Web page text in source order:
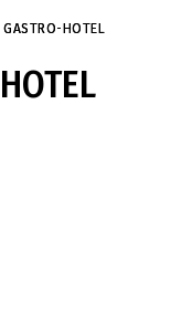
GASTRO-HOTEL